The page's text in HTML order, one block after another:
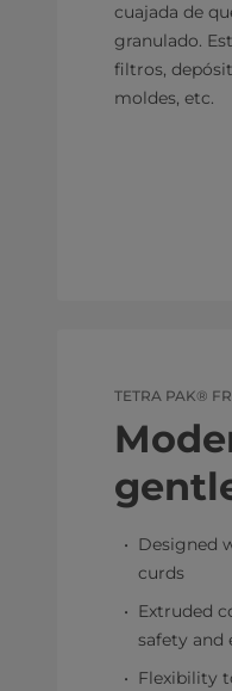
cuajada de
granulado.
filtros,
moldes, etc.
TETRA PAK®
Designed
curds
Extruded
safety
Flexibility